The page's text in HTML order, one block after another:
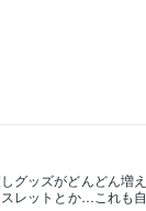
グッズがどんどん増え
レットとか…これも自